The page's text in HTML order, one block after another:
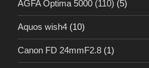
AGFA Optima 5000 (110) (5)
Aquos wish4 (10)
Canon FD 24mmF2.8 (1)